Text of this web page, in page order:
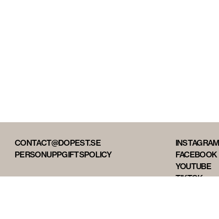
CONTACT@DOPEST.SE
PERSONUPPGIFTSPOLICY
INSTAGRAM
FACEBOOK
YOUTUBE
TIKTOK